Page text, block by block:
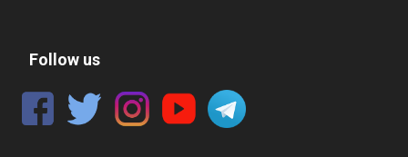
Follow us